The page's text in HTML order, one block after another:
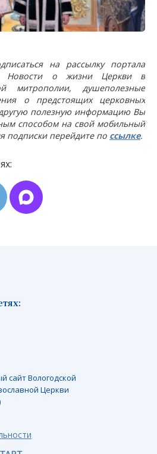
на рассылку портала
Новости о жизни Церкви в
митрополии, душеполезные
о предстоящих церковных
полезную информацию Вы
способом на свой мобильный
подписки перейдите по ссылке.
сайт Вологодской
Церкви